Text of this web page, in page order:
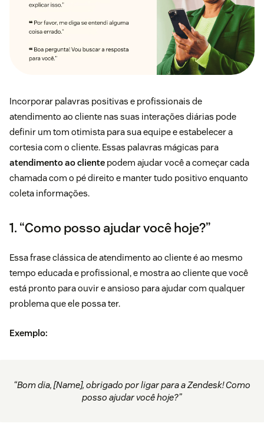
Incorporar palavras positivas e profissionais de
atendimento ao cliente nas suas interações diárias pode
definir um tom otimista para sua equipe e estabelecer a
cortesia com o cliente. Essas palavras mágicas para
atendimento ao cliente podem ajudar você a começar cada
chamada com o pé direito e manter tudo positivo enquanto
coleta informações.
1. “Como posso ajudar você hoje?”
Essa frase clássica de atendimento ao cliente é ao mesmo
tempo educada e profissional, e mostra ao cliente que você
está pronto para ouvir e ansioso para ajudar com qualquer
problema que ele possa ter.
Exemplo:
“Bom dia, [Name], obrigado por ligar para a Zendesk! Como
posso ajudar você hoje?”